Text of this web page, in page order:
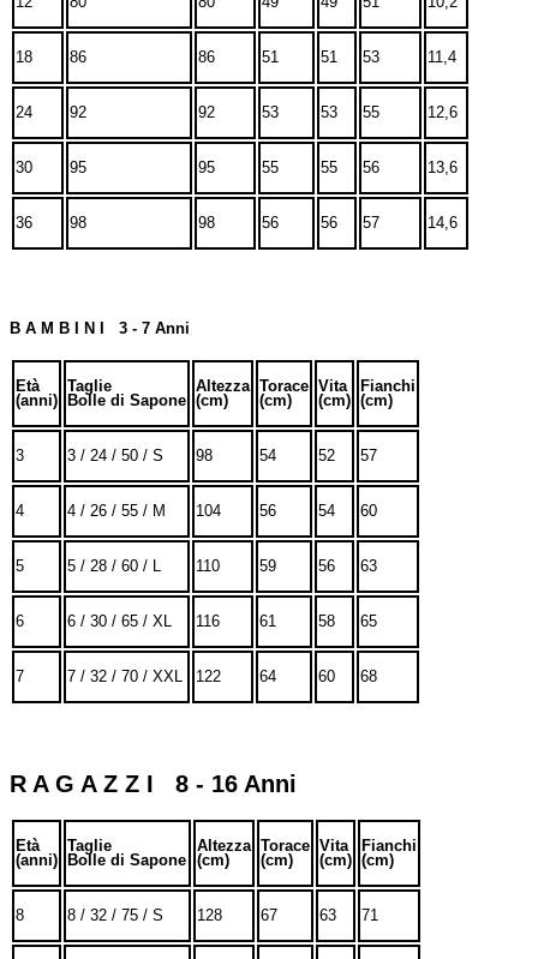
18 86 86 51 51 53 11,4
24 92 92 53 53 55 12,6
30 95 95 55 55 56 13,6
36 98 98 56 56 57 14,6
B A M B I N I 3 - 7 Anni
Età
(anni)
Taglie
Bolle di Sapone
Altezza
(cm)
Torace
(cm)
Vita
(cm)
Fianchi
(cm)
3 3 / 24 / 50 / S 98 54 52 57
4 4 / 26 / 55 / M 104 56 54 60
5 5 / 28 / 60 / L 110 59 56 63
6 6 / 30 / 65 / XL 116 61 58 65
7 7 / 32 / 70 / XXL 122 64 60 68
R A G A Z Z I 8 - 16 Anni
Età
(anni)
Taglie
Bolle di Sapone
Altezza
(cm)
Torace
(cm)
Vita
(cm)
Fianchi
(cm)
8 8 / 32 / 75 / S 128 67 63 71